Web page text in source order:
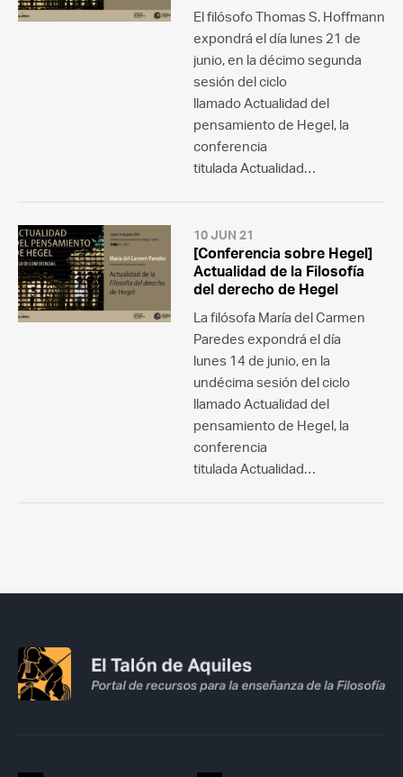
El filósofo Thomas S. Hoffmann
expondrá el día lunes 21 de
junio, en la décimo segunda
sesión del ciclo
llamado Actualidad del
pensamiento de Hegel, la
conferencia
titulada Actualidad…
10 JUN 21
[Conferencia sobre Hegel]
Actualidad de la Filosofía
del derecho de Hegel
La filósofa María del Carmen
Paredes expondrá el día
lunes 14 de junio, en la
undécima sesión del ciclo
llamado Actualidad del
pensamiento de Hegel, la
conferencia
titulada Actualidad…